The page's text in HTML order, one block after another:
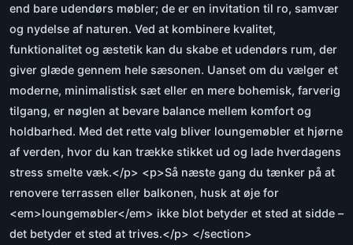
end bare udendørs møbler; de er en invitation til ro, samvær
og nydelse af naturen. Ved at kombinere kvalitet,
funktionalitet og æstetik kan du skabe et udendørs rum, der
giver glæde gennem hele sæsonen. Uanset om du vælger et
moderne, minimalistisk sæt eller en mere bohemisk, farverig
tilgang, er nøglen at bevare balance mellem komfort og
holdbarhed. Med det rette valg bliver loungemøbler et hjørne
af verden, hvor du kan trække stikket ud og lade hverdagens
stress smelte væk.</p> <p>Så næste gang du tænker på at
renovere terrassen eller balkonen, husk at øje for
<em>loungemøbler</em> ikke blot betyder et sted at sidde –
det betyder et sted at trives.</p> </section>